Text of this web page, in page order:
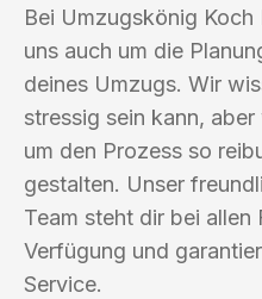
Bei Umzugskönig
uns auch um die
deines Umzugs. Wir
stressig sein kann,
um den Prozess so
gestalten. Unser
Team steht dir bei allen
Verfügung und
Service.